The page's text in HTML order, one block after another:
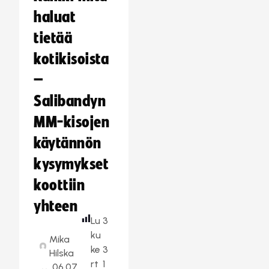
haluat
tietää
kotikisoista
–
Salibandyn
MM-kisojen
käytännön
kysymykset
koottiin
yhteen
Mika
Hilska
Lu
ku
ke
rt
3
3
1